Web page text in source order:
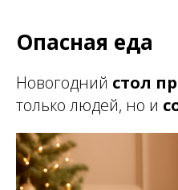
Опасная еда
Новогодний стол
только людей, но и